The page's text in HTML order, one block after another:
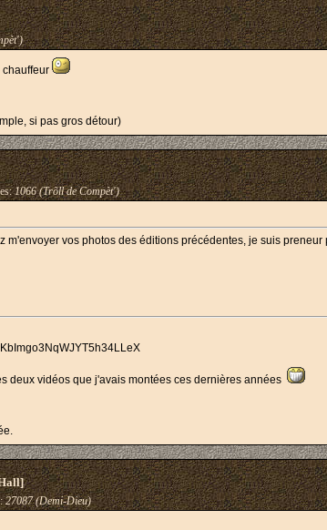
chauffeur
si pas gros détour)
1066 (Trõll de Compèt')
m'envoyer vos photos des éditions précédentes, je suis
deux vidéos que j'avais montées ces dernières années
27087 (Demi-Dieu)